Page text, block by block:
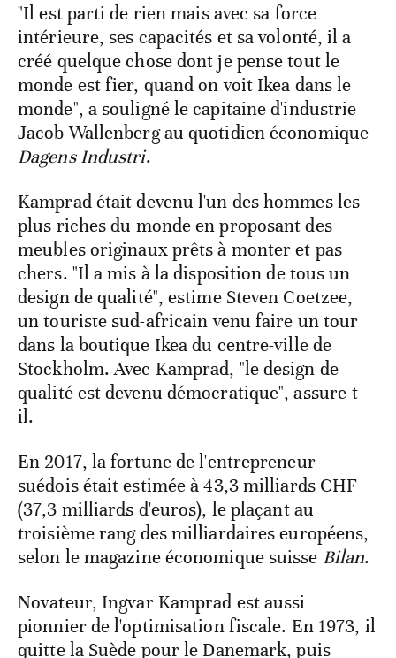
"Il est parti de rien mais avec sa force
intérieure, ses capacités et sa volonté, il a
créé quelque chose dont je pense tout le
monde est fier, quand on voit Ikea dans le
monde", a souligné le capitaine d'industrie
Jacob Wallenberg au quotidien économique
Dagens Industri.
Kamprad était devenu l'un des hommes les
plus riches du monde en proposant des
meubles originaux prêts à monter et pas
chers. "Il a mis à la disposition de tous un
design de qualité", estime Steven Coetzee,
un touriste sud-africain venu faire un tour
dans la boutique Ikea du centre-ville de
Stockholm. Avec Kamprad, "le design de
qualité est devenu démocratique", assure-t-
il.
En 2017, la fortune de l'entrepreneur
suédois était estimée à 43,3 milliards CHF
(37,3 milliards d'euros), le plaçant au
troisième rang des milliardaires européens,
selon le magazine économique suisse Bilan.
Novateur, Ingvar Kamprad est aussi
pionnier de l'optimisation fiscale. En 1973, il
quitte la Suède pour le Danemark, puis